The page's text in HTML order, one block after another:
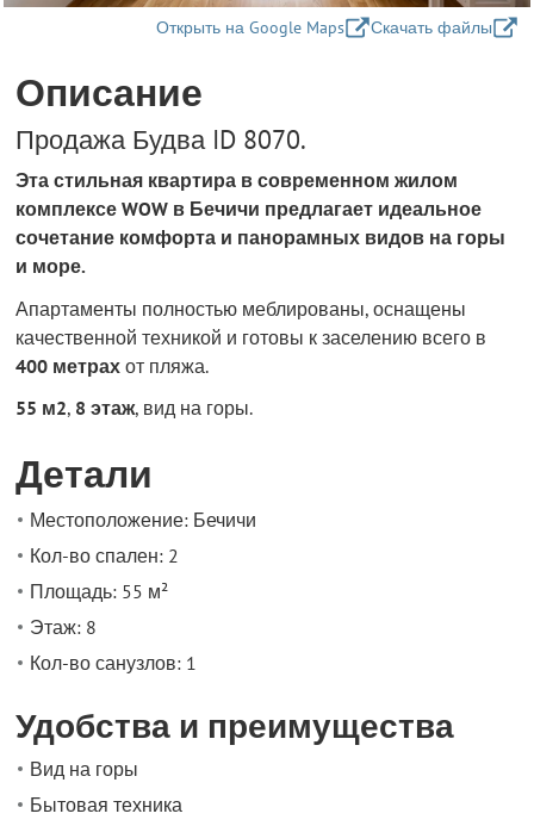
Открыть на Google Maps Скачать файлы
Описание
Продажа Будва ID 8070.
Эта стильная квартира в современном жилом
комплексе WOW в Бечичи предлагает идеальное
сочетание комфорта и панорамных видов на горы
и море.
Апартаменты полностью меблированы, оснащены
качественной техникой и готовы к заселению всего в
400 метрах от пляжа.
55 м2, 8 этаж, вид на горы.
Детали
Местоположение: Бечичи
Кол-во спален: 2
Площадь: 55 м²
Этаж: 8
Кол-во санузлов: 1
Удобства и преимущества
Вид на горы
Бытовая техника